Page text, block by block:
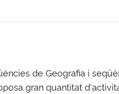
de Geografia i
gran quantitat